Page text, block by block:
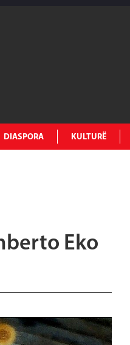
DIASPORA KULTURË
Eko